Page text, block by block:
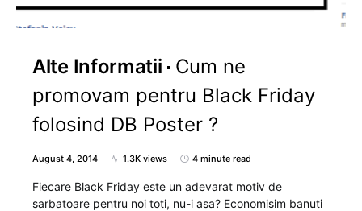
Alte Informatii
Cum ne
promovam pentru Black Friday
folosind DB Poster ?
August 4, 2014 1.3K views 4 minute read
Fiecare Black Friday este un adevarat motiv de
sarbatoare pentru noi toti, nu-i asa? Economisim banuti